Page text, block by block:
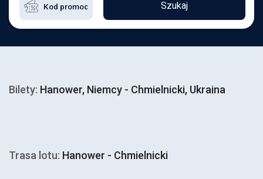
Szukaj
Bilety: Hanower, Niemcy - Chmielnicki, Ukraina
Trasa lotu: Hanower - Chmielnicki